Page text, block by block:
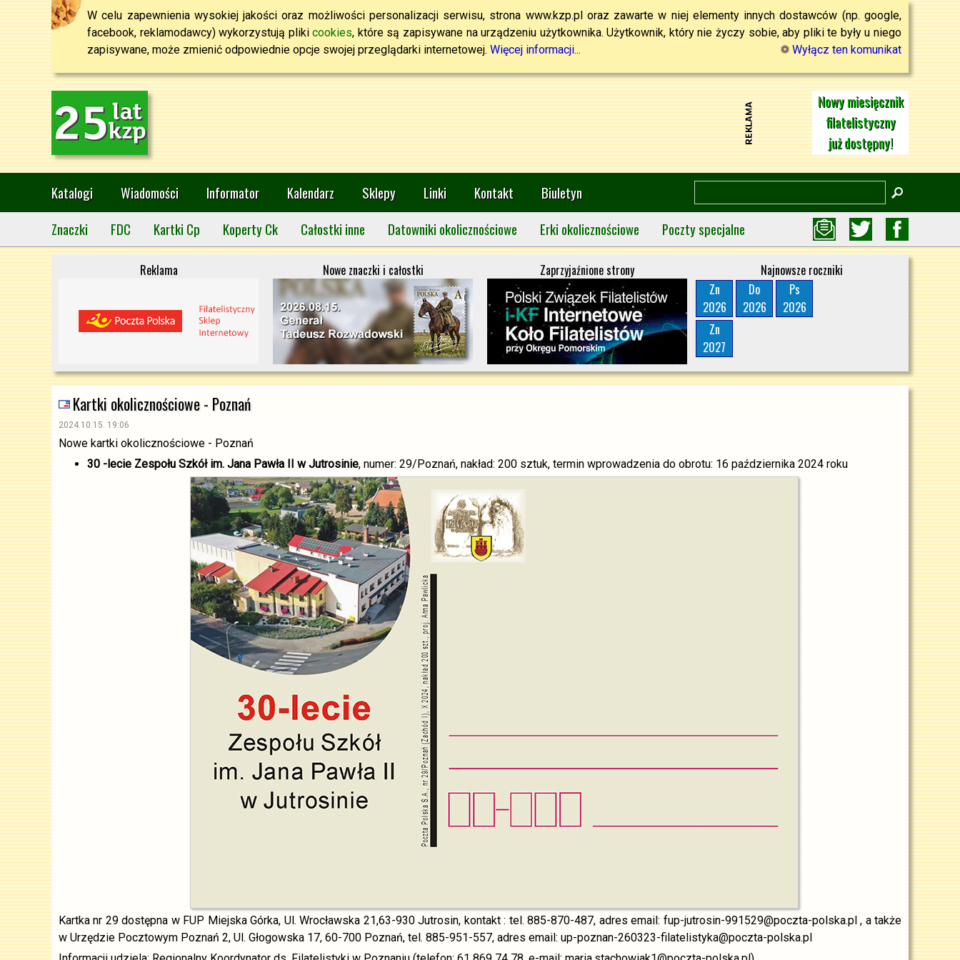
W celu zapewnienia wysokiej jakości oraz możliwości personalizacji serwisu, strona www.kzp.pl oraz zawarte w niej elementy innych dostawców (np. google,
facebook, reklamodawcy) wykorzystują plikicookies, które są zapisywane na urządzeniu użytkownika. Użytkownik, który nie życzy sobie, aby pliki te były u niego
zapisywane, może zmienić odpowiednie opcje swojej przeglądarki internetowej. Więcej informacji... Wyłącz ten komunikat
Nowy miesięcznik
filatelistyczny
już dostępny!
Katalogi Wiadomości Informator Kalendarz Sklepy Linki Kontakt
Biuletyn
Znaczki
FDC Kartki Cp Koperty Ck Całostki inne Datowniki okolicznościowe Erki okolicznościowe Poczty specjalne
Reklama Nowe znaczki i całostki Zaprzyjaźnione strony
Najnowsze roczniki
Zn
2026
Do
2026
Ps
2026
Zn
2027
Kartki okolicznościowe - Poznań
2024.10.15. 19:06
Nowe kartki okolicznościowe - Poznań
30 -lecie Zespołu Szkół im. Jana Pawła II w Jutrosinie, numer: 29/Poznań, nakład: 200 sztuk, termin wprowadzenia do obrotu: 16 października 2024 roku
Kartka nr 29 dostępna w FUP Miejska Górka, Ul. Wrocławska 21,63-930 Jutrosin, kontakt : tel. 885-870-487, adres email: fup-jutrosin-991529@poczta-polska.pl , a także
w Urzędzie Pocztowym Poznań 2, Ul. Głogowska 17, 60-700 Poznań, tel. 885-951-557, adres email: up-poznan-260323-filatelistyka@poczta-polska.pl